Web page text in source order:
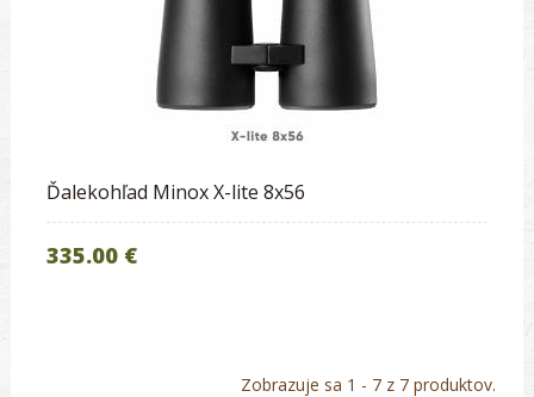
Ďalekohľad Minox X-lite 8x56
335.00 €
Zobrazuje sa 1 - 7 z 7 produktov.